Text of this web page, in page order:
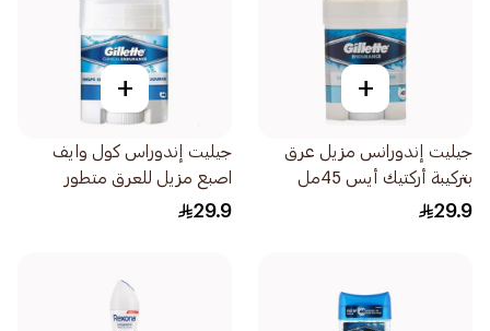
+
جيليت إندورانس مزيل عرق
بتركيبة أركتيك أيس 45مل
29.9
+
جيليت إندوراس كول وايف
اصبع مزيل للعرق متطور
45مل
29.9